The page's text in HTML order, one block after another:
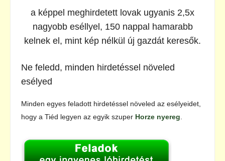
a képpel meghirdetett lovak ugyanis 2,5x
nagyobb eséllyel, 150 nappal hamarabb
kelnek el, mint kép nélkül új gazdát keresők.
Ne feledd, minden hirdetéssel növeled
esélyed
Minden egyes feladott hirdetéssel növeled az esélyeidet,
hogy a Tiéd legyen az egyik szuper Horze nyereg.